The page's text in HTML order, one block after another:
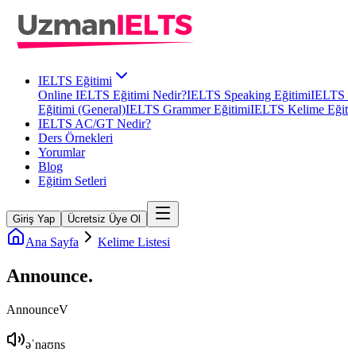
IELTS Eğitimi
Online IELTS Eğitimi Nedir?IELTS Speaking EğitimiIELTS
Eğitimi (General)IELTS Grammer EğitimiIELTS Kelime
IELTS AC/GT Nedir?
Ders Örnekleri
Yorumlar
Blog
Eğitim Setleri
Giriş Yap Ücretsiz Üye Ol
Ana Sayfa Kelime Listesi
Announce.
AnnounceV
əˈnaʊns